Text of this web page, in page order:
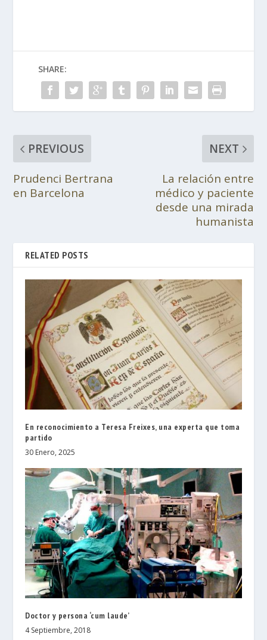
SHARE:
PREVIOUS
Prudenci Bertrana
en Barcelona
NEXT
La relación entre
médico y paciente
desde una mirada
humanista
RELATED POSTS
En reconocimiento a Teresa Freixes, una experta que toma
partido
30 Enero, 2025
Doctor y persona ‘cum laude’
4 Septiembre, 2018